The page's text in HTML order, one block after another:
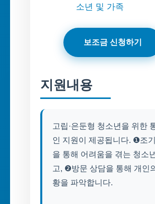
소년 및 가족
보조금 신청하기
지원내용
고립·은둔형 청소년을 위한
인 지원이 제공됩니다. ❶조
을 통해 어려움을 겪는 청소
고, ❷방문 상담을 통해 개인
황을 파악합니다.